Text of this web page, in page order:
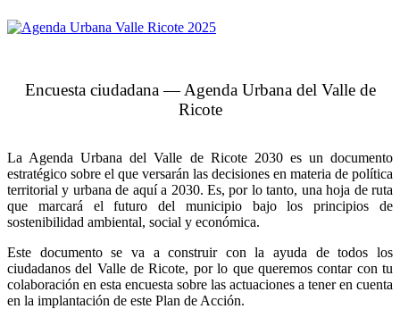
Encuesta ciudadana — Agenda Urbana del Valle de
Ricote
La Agenda Urbana del Valle de Ricote 2030 es un documento
estratégico sobre el que versarán las decisiones en materia de política
territorial y urbana de aquí a 2030. Es, por lo tanto, una hoja de ruta
que marcará el futuro del municipio bajo los principios de
sostenibilidad ambiental, social y económica.
Este documento se va a construir con la ayuda de todos los
ciudadanos del Valle de Ricote, por lo que queremos contar con tu
colaboración en esta encuesta sobre las actuaciones a tener en cuenta
en la implantación de este Plan de Acción.